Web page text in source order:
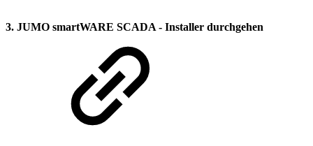
3. JUMO smartWARE SCADA - Installer durchgehen